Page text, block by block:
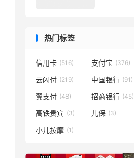
热门标签
信用卡 (516) 支付宝 (376)
云闪付 (219) 中国银行 (91)
翼支付 (48) 招商银行 (45)
高铁贵宾 (3) 儿保 (3)
小儿按摩 (1)